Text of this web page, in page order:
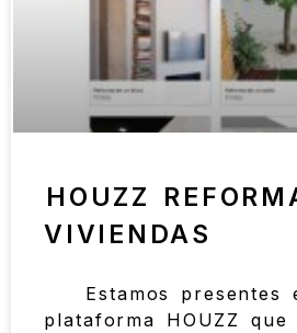
HOUZZ
VIVIENDAS
Estamos presentes
plataforma HOUZZ